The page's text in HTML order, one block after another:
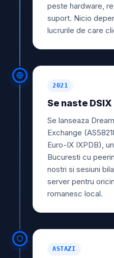
peste hardware,
suport. Nicio
lucrurile de care
2021
Se naste DSIX
Se lanseaza
Exchange
Euro-IX IXPDB),
Bucuresti cu
nostri si sesiuni
server pentru
romanesc local.
ASTAZI